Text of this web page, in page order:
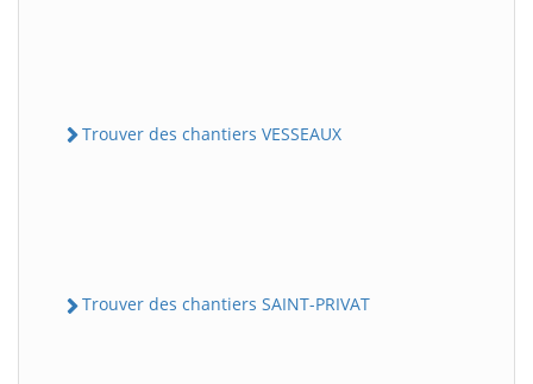
Trouver des chantiers VESSEAUX
Trouver des chantiers SAINT-PRIVAT